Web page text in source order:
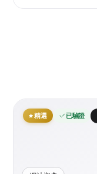
精選 已驗證